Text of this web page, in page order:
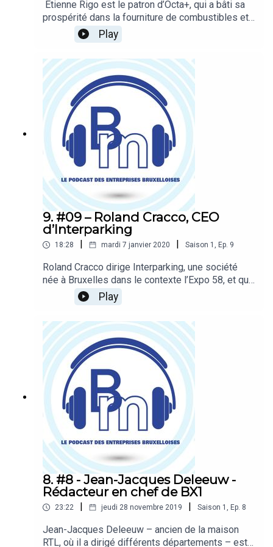
Étienne Rigo est le patron d’Octa+, qui a bâti sa
prospérité dans la fourniture de combustibles et
d’électricité. Sous sa direction, Octa+ a cédé son
réseau de stations-services pour développer de
nouvelles activités dans les services de mobilité
intelligente (Modalizy) et dans le domaine des
bornes de rechargement électrique (Blue Corner).
Il est à la fois un connaisseur des questions
liées à l’énergie et à la mobilité. Hosts
: Emmanuel Robert et Elisa BrevetRéalisation :
Ophélie Legast et Elisa Brevet
Play
9. #09 – Roland Cracco, CEO
d’Interparking
18:28 mardi 7 janvier 2020 Saison 1 , Ep. 9
Roland Cracco dirige Interparking, une société
née à Bruxelles dans le contexte l’Expo 58, et qui
figure aujourd’hui parmi les principaux exploitants
de parkings en Europe : 827 parkings et près de
400.000 places de stationnement. Une entreprise
qui se donne pour mission « d’améliorer la
mobilité et de désengorger les villes
européennes ». Bruxelles, il en témoigne, « n’est
pas la plus facile ». Hosts : Emmanuel Robert et
Elisa BrevetRéalisation : Ophélie Legast et Elisa
Brevet
Play
8. #8 - Jean-Jacques Deleeuw -
Rédacteur en chef de BX1
23:22 jeudi 28 novembre 2019 Saison 1 , Ep. 8
Jean-Jacques Deleeuw – ancien de la maison
RTL, où il a dirigé différents départements – est